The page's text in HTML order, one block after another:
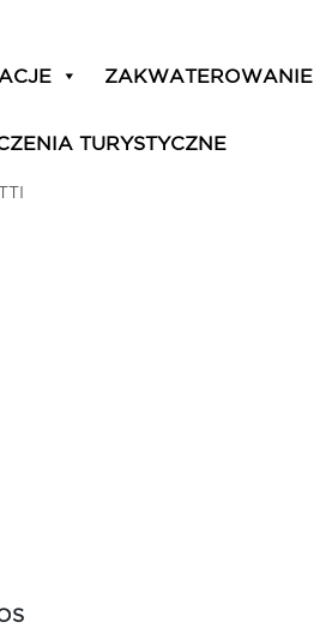
ZAKWATEROWANIE
TURYSTYCZNE